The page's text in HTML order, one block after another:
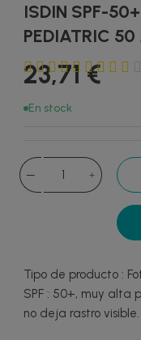
ISDIN SPF-
PEDIATRIC 50
23,71 €
En stock
Tipo de producto :
SPF : 50+, muy alta
no deja rastro